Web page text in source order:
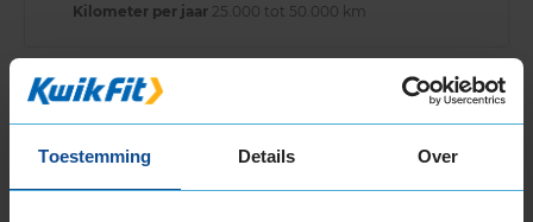
Toestemming Details Over
Kilometer per jaar 25.000 tot 50.000 km
8,0
4,0